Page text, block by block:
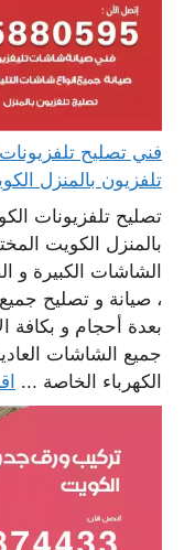
تلفزيون بالمنزل
تصليح تلفزيونات
بالمنزل الكويت
الشاشات الكبيرة و
، صيانة و تصليح
بعدة أحجام و بكافة
جميع الشاشات
الكهرباء الخاصة ...